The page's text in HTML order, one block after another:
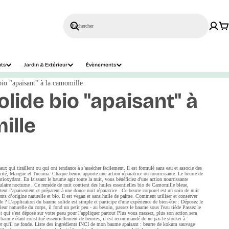
Jardin & Extérieur Évènements
Rechercher
"apaisant" à la camomille
bio "apaisant" à
qui tiraillent ou qui ont tendance à s’assécher facilement. Il est formulé sans eau et associe des
Mangue et Tucuma. Chaque beurre apporte une action réparatrice ou nourrissante. Le beurre de
En laissant le baume agir toute la nuit, vous bénéficiez d'une action nourrissante
nocturne . Ce remède de nuit contient des huiles essentielles bio de Camomille bleue,
l’apaisement et préparent à une douce nuit réparatrice . Ce beurre corporel est un soin de nuit
d’origine naturelle et bio. Il est vegan et sans huile de palme. Comment utiliser et conserver
? L'application du baume solide est simple et participe d'une expérience de bien-être : Déposez le
naturelle du corps, il fond un petit peu - au besoin, passez le baume sous l'eau tiède Passez le
s'est déposé sur votre peau pour l'appliquer partout Plus vous massez, plus son action sera
étant constitué essentiellement de beurres, il est recommandé de ne pas le stocker à
qu'il ne fonde. Liste des ingrédients INCI de mon baume apaisant : beurre de kokum sauvage